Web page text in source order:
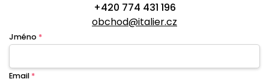
+420 774 431 196
obchod@italier.cz
Jméno *
Email *